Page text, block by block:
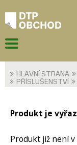
HLAVNÍ STRANA
PŘÍSLUŠENSTVÍ
Produkt je
Produkt již není v